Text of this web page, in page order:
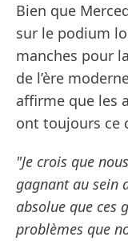
Bien que
sur le podium
manches pour
de l’ère
affirme que les
ont toujours ce
"Je crois que
gagnant au sein
absolue que ces
problèmes que